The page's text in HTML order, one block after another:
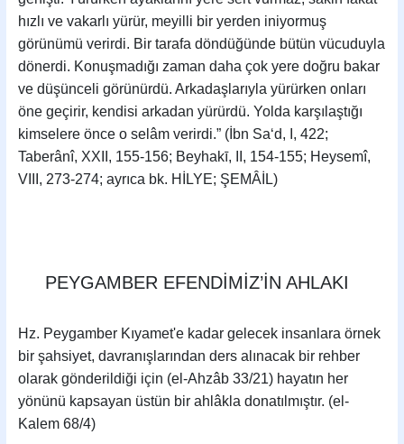
hızlı ve vakarlı yürür, meyilli bir yerden iniyormuş
görünümü verirdi. Bir tarafa döndüğünde bütün vücuduyla
dönerdi. Konuşmadığı zaman daha çok yere doğru bakar
ve düşünceli görünürdü. Arkadaşlarıyla yürürken onları
öne geçirir, kendisi arkadan yürürdü. Yolda karşılaştığı
kimselere önce o selâm verirdi.” (İbn Sa‘d, I, 422;
Taberânî, XXII, 155-156; Beyhakī, II, 154-155; Heysemî,
VIII, 273-274; ayrıca bk. HİLYE; ŞEMÂİL)
PEYGAMBER EFENDİMİZ’İN AHLAKI
Hz. Peygamber Kıyamet'e kadar gelecek insanlara örnek
bir şahsiyet, davranışlarından ders alınacak bir rehber
olarak gönderildiği için (el-Ahzâb 33/21) hayatın her
yönünü kapsayan üstün bir ahlâkla donatılmıştır. (el-
Kalem 68/4)